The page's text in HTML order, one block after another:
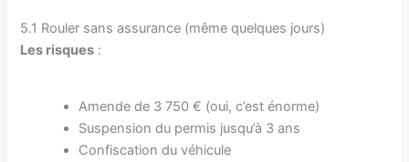
5.1 Rouler sans assurance (même quelques jours)
Les risques :
Amende de 3 750 € (oui, c’est énorme)
Suspension du permis jusqu’à 3 ans
Confiscation du véhicule